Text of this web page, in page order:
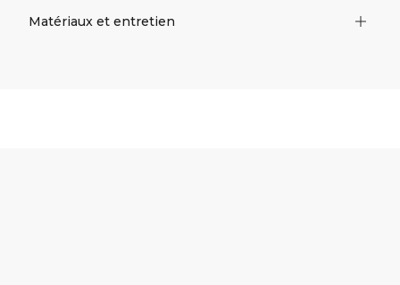
Matériaux et entretien